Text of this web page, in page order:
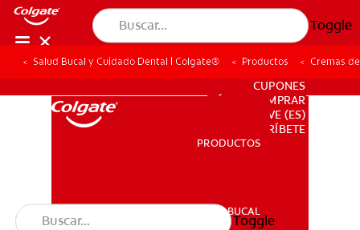
Toggle
PRODUCTOS
PARA PROFESIONALES
CUPONES
DÓNDE COMPRAR
VE (ES)
SUSCRÍBETE
PRODUCTOS
SALUD BUCAL
Toggle
Salud Bucal y Cuidado Dental | Colgate® Productos Cremas